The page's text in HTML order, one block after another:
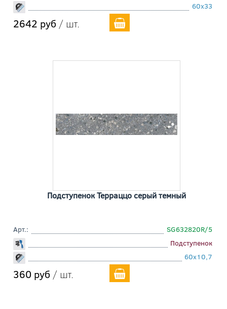
60x33
2642 руб / шт.
Подступенок Терраццо серый темный
Арт.:
SG632820R/5
Подступенок
60x10,7
360 руб / шт.